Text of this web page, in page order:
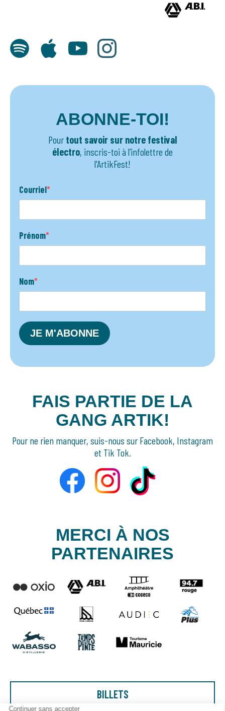
ABONNE-TOI!
Pour tout savoir sur notre festival
électro, inscris-toi à l’infolettre de
l'ArtikFest!
Courriel
Prénom
Nom
JE M'ABONNE
FAIS PARTIE DE LA
GANG ARTIK!
Pour ne rien manquer, suis-nous sur Facebook, Instagram
et Tik Tok.
MERCI À NOS
PARTENAIRES
BILLETS